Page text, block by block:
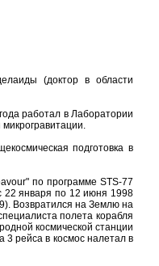
(доктор в области
работал в Лаборатории
подготовка в
по программе STS-77
22 января по 12 июня 1998
Возвратился на Землю на
полета корабля
космической станции
3 рейса в космос налетал в